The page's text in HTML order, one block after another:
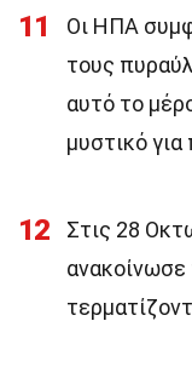
11
Οι ΗΠΑ
τους
αυτό το
μυστικό για
12
Στις 28